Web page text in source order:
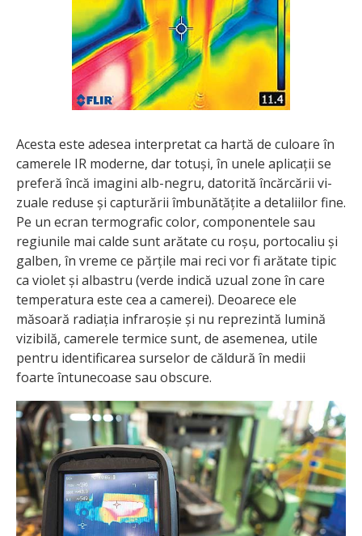
Acesta este adesea interpretat ca hartă de culoare în
camerele IR moderne, dar totuși, în unele aplicații se
preferă încă imagini alb-negru, datorită încărcării vi­
zuale reduse și capturării îmbu­nătățite a detaliilor fine.
Pe un ecran termografic color, componentele sau
regiunile mai calde sunt arătate cu roșu, portocaliu și
galben, în vreme ce părțile mai reci vor fi arătate tipic
ca violet și albastru (verde indică uzual zone în care
temperatura este cea a camerei). Deoarece ele
măsoară radiația infraroșie și nu reprezintă lumină
vizibilă, camerele termice sunt, de asemenea, utile
pentru identificarea surselor de căldură în medii
foarte întunecoase sau obscure.